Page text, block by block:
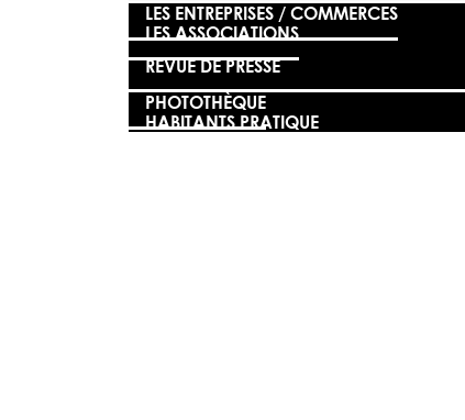
LES ENTREPRISES / COMMERCES
LES ASSOCIATIONS
REVUE DE PRESSE
PHOTOTHÈQUE
HABITANTS PRATIQUE